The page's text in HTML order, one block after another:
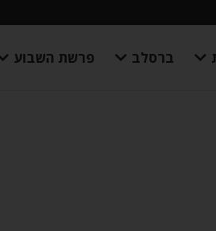
ברסלב פרשת השבוע